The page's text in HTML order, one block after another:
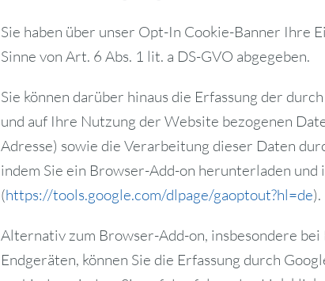
Sie haben über unser Opt-In Cookie-Banner Ihre
Sinne von Art. 6 Abs. 1 lit. a DS-GVO abgegeben.
Sie können darüber hinaus die Erfassung der
und auf Ihre Nutzung der Website bezogenen
Adresse) sowie die Verarbeitung dieser Daten
indem Sie ein Browser-Add-on herunterladen und
(https://tools.google.com/dlpage/gaoptout?hl=de).
Alternativ zum Browser-Add-on, insbesondere
Endgeräten, können Sie die Erfassung durch